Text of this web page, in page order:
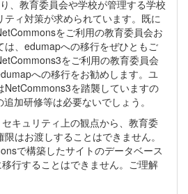
、教育委員会や学校が管理する学校
ィ対策が求められています。既に
をご利用の教育委員会お
は、edumapへの移行をぜひともご
をご利用の教育委員会
への移行をお勧めします。ユ
NetCommons3を踏襲していますの
加研修等は必要ないでしょう。
キュリティ上の観点から、教育委
はお渡しすることはできません。
で構築したサイトのデータベース
行することはできません。ご理解